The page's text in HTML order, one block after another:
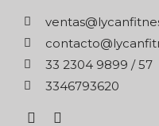
75 / 9989 4032 33
0263976433